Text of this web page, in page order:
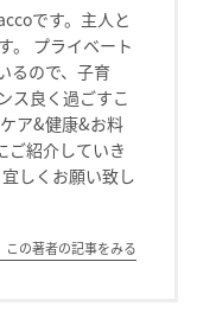
です。主人と
。 プライベート
るので、子育
ス良く過ごすこ
ア&健康&お料
ご紹介していき
しくお願い致し
この著者の記事をみる